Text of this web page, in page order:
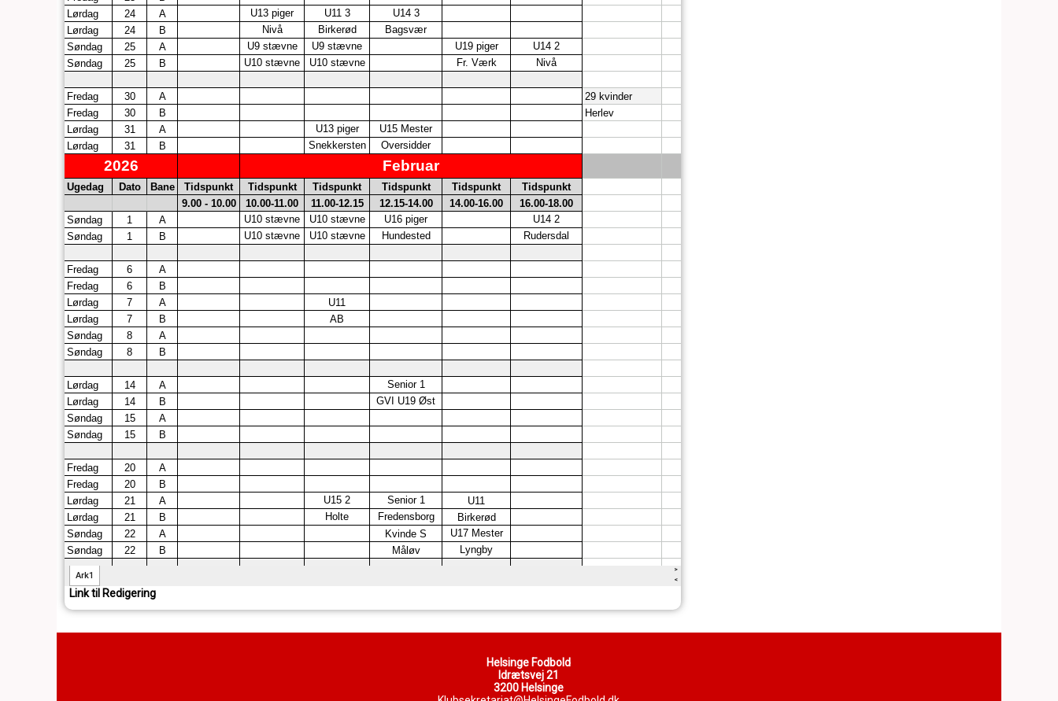
Link til Redigering
Helsinge Fodbold
Idrætsvej 21
3200 Helsinge